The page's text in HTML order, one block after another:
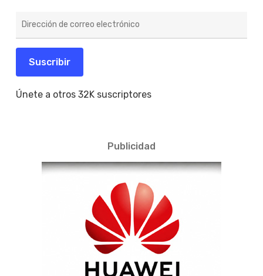
de
electrónico
Suscribir
Únete a otros 32K suscriptores
Publicidad